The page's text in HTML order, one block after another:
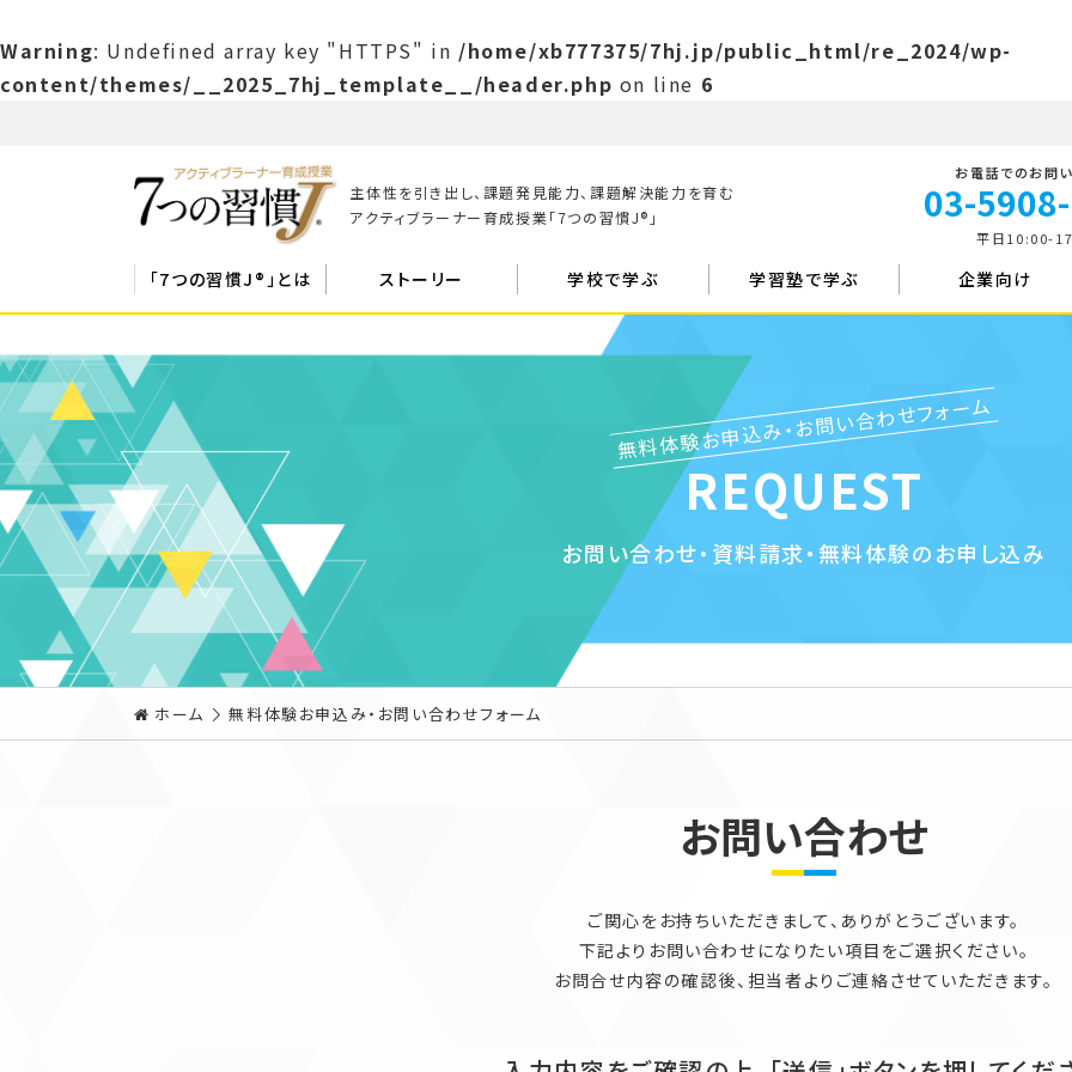
Warning: Undefined array key "HTTPS" in /home/xb777375/7hj.jp/public_html/re_2024/wp-
content/themes/__2025_7hj_template__/header.php on line 6
主体性を引き出し、課題発見能力、課題解決能力を育む
アクティブラーナー育成授業「7つの習慣J®」
お電話でのお問
03-
平日10:00-
「7つの習慣J®」とは ストーリー 学校で学ぶ 学習塾で学ぶ 企業向け
無料体験お申込み・お問い合わせフォーム
REQUEST
お問い合わせ・資料請求・無料体験のお申し込み
ホーム 無料体験お申込み・お問い合わせフォーム
お問い合わせ
ご関心をお持ちいただきまして、ありがとうございます。
下記よりお問い合わせになりたい項目をご選択ください。
お問合せ内容の確認後、担当者よりご連絡させていただきます。